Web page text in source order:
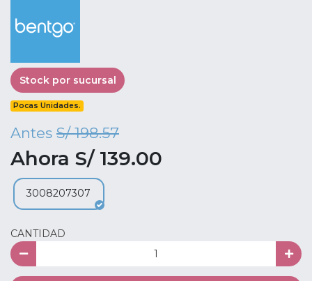
Stock por sucursal
Pocas Unidades.
Antes S/ 198.57
Ahora S/ 139.00
3008207307
CANTIDAD